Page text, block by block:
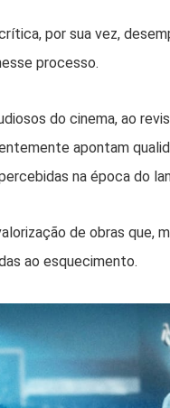
por sua vez,
processo.
do cinema, ao
apontam
na época do
de obras que,
ao esquecimento.